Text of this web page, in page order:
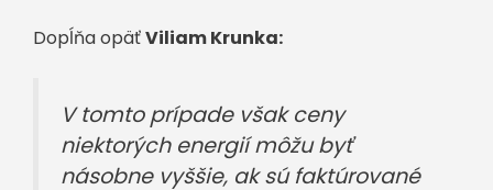
Dopĺňa opäťViliam Krunka:
V tomto prípade však ceny
niektorých energií môžu byť
násobne vyššie, ak sú faktúrované